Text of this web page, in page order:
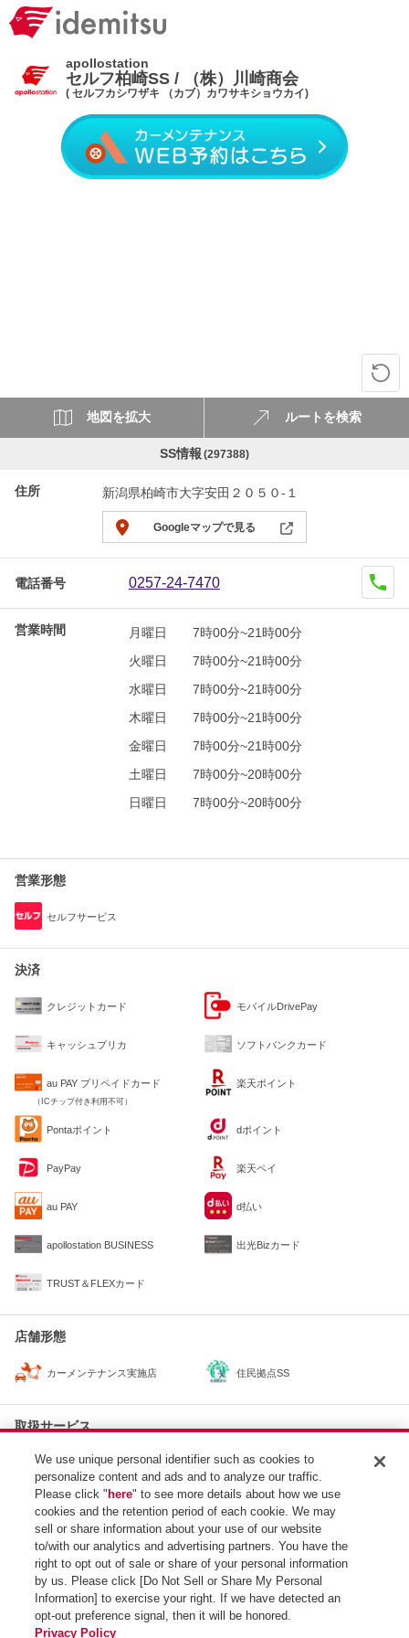
apollostation
セルフ柏崎SS / （株）川崎商会
( セルフカシワザキ （カブ）カワサキショウカイ)
SS情報 (297388)
住所 新潟県柏崎市大字安田２０５０-１
Googleマップで見る
電話番号 0257-24-7470
営業時間 月曜日
7時00分~21時00分
火曜日
7時00分~21時00分
水曜日
7時00分~21時00分
木曜日
7時00分~21時00分
金曜日
7時00分~21時00分
土曜日
7時00分~20時00分
日曜日
7時00分~20時00分
地図を拡大 ルートを検索
営業形態
セルフサービス
決済
クレジットカード モバイルDrivePay
キャッシュプリカ ソフトバンクカード
au PAY プリペイドカード
（ICチップ付き利用不可）
楽天ポイント
Pontaポイント dポイント
PayPay 楽天ペイ
au PAY d払い
apollostation BUSINESS 出光Bizカード
TRUST＆FLEXカード
店舗形態
カーメンテナンス実施店 住民拠点SS
取扱サービス
出光公式アプリ カーメンテWEB予約
オイル交換 カーコーティング
idemitsuでんき特割
SS検索トップ
We use unique personal identifier such as cookies to
personalize content and ads and to analyze our traffic.
Please click " here" to see more details about how we use
cookies and the retention period of each cookie. We may
sell or share information about your use of our website
to/with our analytics and advertising partners. You have the
right to opt out of sale or share of your personal information
by us. Please click [Do Not Sell or Share My Personal
Information] to exercise your right. If we have detected an
opt-out preference signal, then it will be honored.
Privacy Policy